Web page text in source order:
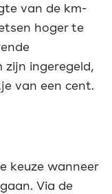
van de km-
hoger te
ingeregeld,
van een cent.
keuze wanneer
Via de